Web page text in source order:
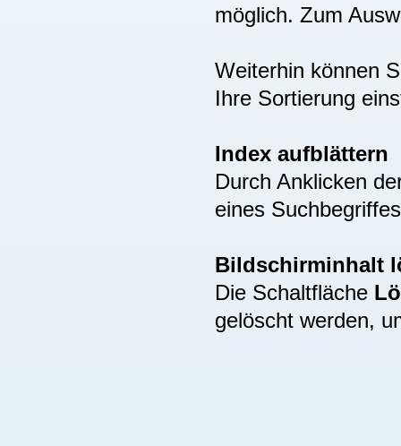
möglich. Zum
Weiterhin können
Ihre Sortierung
Index aufblättern
Durch Anklicken
eines
Bildschirminhalt
Die Schaltfläche
gelöscht werden,